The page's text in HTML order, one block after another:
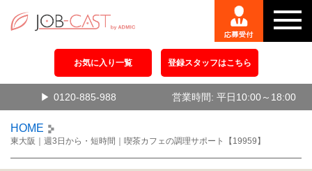
お気に入り一覧 登録スタッフはこちら
0120-885-988 営業時間: 平日10:00～18:00
HOME
東大阪｜週3日から・短時間｜喫茶カフェの調理サポート【19959】